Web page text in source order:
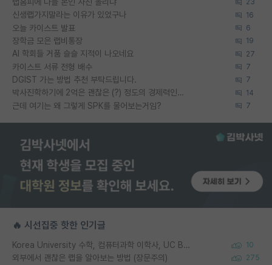
23
신생랩가지말라는 이유가 있었구나 16
오늘 카이스트 발표 6
장학금 모은 랩비통장 19
AI 학회들 거품 슬슬 지적이 나오네요 27
카이스트 서류 전형 배수 7
DGIST 가는 방법 추천 부탁드립니다. 7
박사진학하기에 2억은 괜찮은 (?) 정도의 경제력인가요 14
근데 여기는 왜 그렇게 SPK를 물어보는거임? 7
🔥 시선집중 핫한 인기글
Korea University 수학, 컴퓨터과학 이학사, UC Berkeley 산업공학 대학원 공학박사가 되는 것은 쉽지 않겠죠? 10
외부에서 괜찮은 랩을 알아보는 방법 (장문주의) 275